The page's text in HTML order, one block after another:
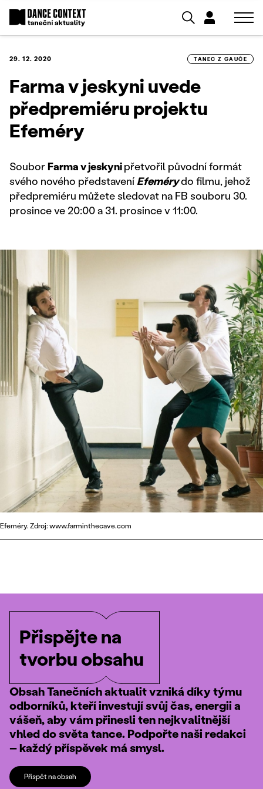
29. 12. 2020 TANEC Z GAUČE
Farma v jeskyni uvede
předpremiéru projektu
Efeméry
SouborFarma v jeskynipřetvořil původní formát
svého nového představení Efemérydo filmu, jehož
předpremiéru můžete sledovat na FB souboru 30.
prosince ve 20:00 a 31. prosince v 11:00.
Efeméry. Zdroj: www.farminthecave.com
Přispějte na
tvorbu obsahu
Obsah Tanečních aktualit vzniká díky týmu
odborníků, kteří investují svůj čas, energii a
vášeň, aby vám přinesli ten nejkvalitnější
vhled do světa tance. Podpořte naši redakci
– každý příspěvek má smysl.
Přispět na obsah